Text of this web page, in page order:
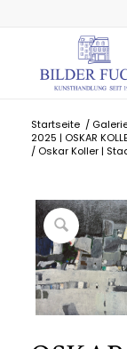
Startseite /
2025 | OSKAR
/ Oskar Koller |